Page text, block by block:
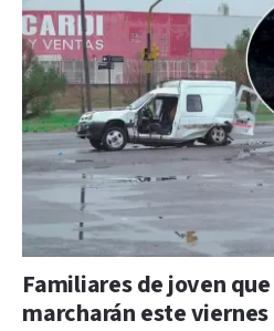
Familiares de joven
marcharán este